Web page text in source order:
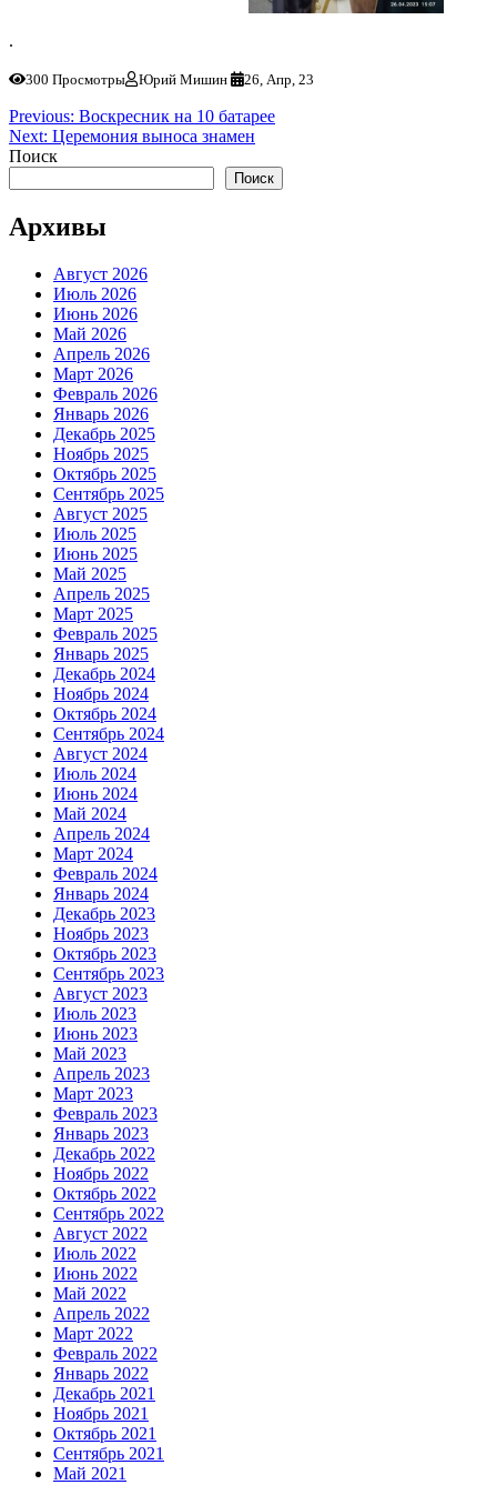
.
300 Просмотры Юрий Мишин 26, Апр, 23
Навигация
по
Previous: Воскресник на 10 батарее
Next: Церемония выноса знамен
Поиск
Поиск
Архивы
Август 2026
Июль 2026
Июнь 2026
Май 2026
Апрель 2026
Март 2026
Февраль 2026
Январь 2026
Декабрь 2025
Ноябрь 2025
Октябрь 2025
Сентябрь 2025
Август 2025
Июль 2025
Июнь 2025
Май 2025
Апрель 2025
Март 2025
Февраль 2025
Январь 2025
Декабрь 2024
Ноябрь 2024
Октябрь 2024
Сентябрь 2024
Август 2024
Июль 2024
Июнь 2024
Май 2024
Апрель 2024
Март 2024
Февраль 2024
Январь 2024
Декабрь 2023
Ноябрь 2023
Октябрь 2023
Сентябрь 2023
Август 2023
Июль 2023
Июнь 2023
Май 2023
Апрель 2023
Март 2023
Февраль 2023
Январь 2023
Декабрь 2022
Ноябрь 2022
Октябрь 2022
Сентябрь 2022
Август 2022
Июль 2022
Июнь 2022
Май 2022
Апрель 2022
Март 2022
Февраль 2022
Январь 2022
Декабрь 2021
Ноябрь 2021
Октябрь 2021
Сентябрь 2021
Май 2021